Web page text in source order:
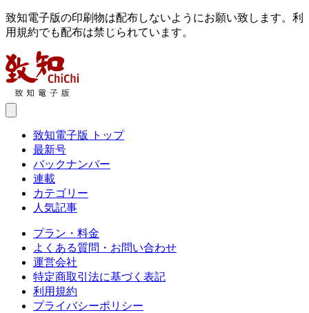
致知電子版の印刷物は配布しないようにお願い致します。利
用規約でも配布は禁じられています。
致知電子版 トップ
最新号
バックナンバー
連載
カテゴリー
人気記事
プラン・料金
よくある質問・お問い合わせ
運営会社
特定商取引法に基づく表記
利用規約
プライバシーポリシー